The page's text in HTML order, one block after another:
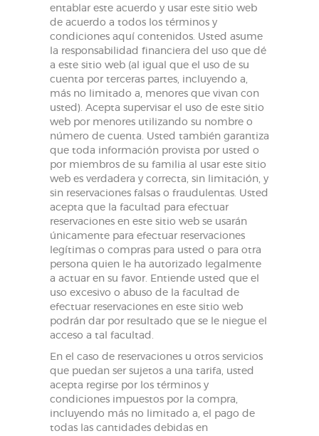
entablar este acuerdo y usar este sitio web
de acuerdo a todos los términos y
condiciones aquí contenidos. Usted asume
la responsabilidad financiera del uso que dé
a este sitio web (al igual que el uso de su
cuenta por terceras partes, incluyendo a,
más no limitado a, menores que vivan con
usted). Acepta supervisar el uso de este sitio
web por menores utilizando su nombre o
número de cuenta. Usted también garantiza
que toda información provista por usted o
por miembros de su familia al usar este sitio
web es verdadera y correcta, sin limitación, y
sin reservaciones falsas o fraudulentas. Usted
acepta que la facultad para efectuar
reservaciones en este sitio web se usarán
únicamente para efectuar reservaciones
legítimas o compras para usted o para otra
persona quien le ha autorizado legalmente
a actuar en su favor. Entiende usted que el
uso excesivo o abuso de la facultad de
efectuar reservaciones en este sitio web
podrán dar por resultado que se le niegue el
acceso a tal facultad.
En el caso de reservaciones u otros servicios
que puedan ser sujetos a una tarifa, usted
acepta regirse por los términos y
condiciones impuestos por la compra,
incluyendo más no limitado a, el pago de
todas las cantidades debidas en